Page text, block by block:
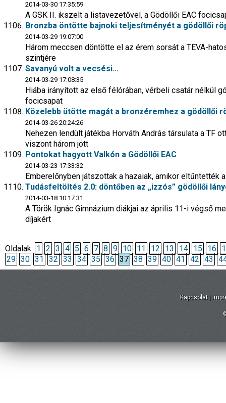
2014-03-30 17:35:59
A GSK II. ikszelt a listavezetővel, a Gödöllői EAC
Bronzba öntötte bajnoki teljesítményét a gödöllői
2014-03-29 19:07:00
Három meccsen döntötte el az érem sorsát a TEVA-
szintjére
Savanyú volt a vecsési…
2014-03-29 17:08:35
Hiába irányított az első félórában, vérbeli csatár nélkül
focicsapat
Közelebb ütötte magát a bronzéremhez a gödöllői
2014-03-26 20:24:26
Nehezen lendült játékba Horváth András társulata a TF
viszont három jött
Pontokat hagyott Valkón a Gödöllői EAC
2014-03-23 17:33:32
Emberelőnyben játszottak a hazaiak, amikor eltűntették
Tudásfeltöltés 2.0: döntőben az „izzós” gödöllői
2014-03-18 10:17:31
A Török Ignác Gimnázium diákjai az április 11-i végső
díjakért
Oldalak: 1 2 3 4 5 6 7 8 9 10 11 12 13 14 15 16
29 30 31 32 33 34 35 36 37 38 39 40 41 42 43
Kapcsolat |